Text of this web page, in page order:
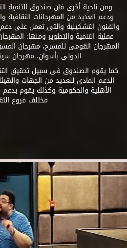
ومن ناحية أخرى فإن صندوق التنمية
ودعم العديد من المهرجانات الثقافية
والفنون التشكيلية والتى تعمل على
عملية التنمية والتطوير ومنها:
المهرجان القومى للمسرح، مهرجان
الدولى بأسوان، مهرجان
كما يقوم الصندوق فى سبيل تحقيق
الدعم المادى للعديد من الجهات
الأهلية والحكومية وكذلك يقوم بدعم
مختلف فروع